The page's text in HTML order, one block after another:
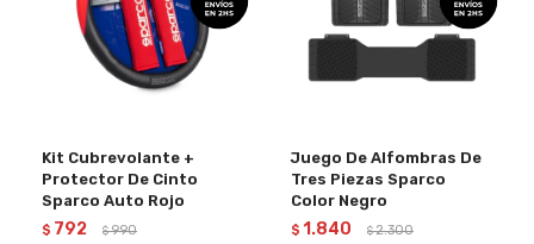
Kit Cubrevolante +
Protector De Cinto
Sparco Auto Rojo
$ 792 $ 990
Juego De Alfombras De
Tres Piezas Sparco
Color Negro
$ 1.840 $ 2.300